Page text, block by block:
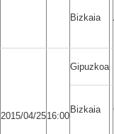
Bizkaia
2015/04/2516:00
Gipuzkoa
Bizkaia